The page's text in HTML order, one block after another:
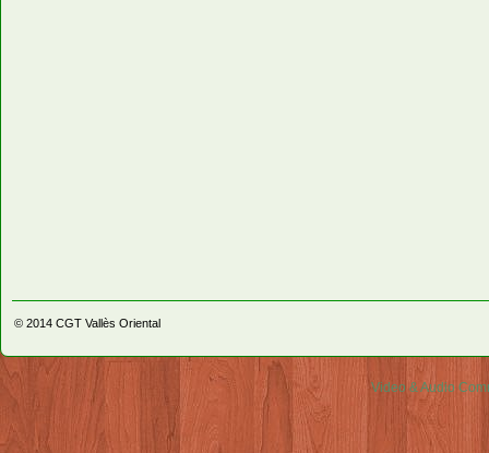
© 2014 CGT Vallès Oriental
Video & Audio